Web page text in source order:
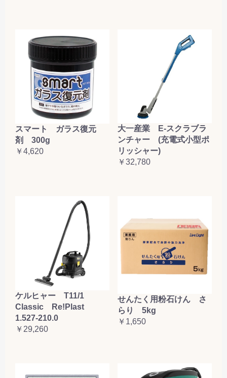
スマート ガラス復元
剤 300g
￥4,620
大一産業 E-スクラブラ
ンチャー (充電式小型ポ
リッシャー)
￥32,780
ケルヒャー T11/1
Classic Re!Plast
1.527-210.0
￥29,260
せんたく用粉石けん さ
らり 5kg
￥1,650